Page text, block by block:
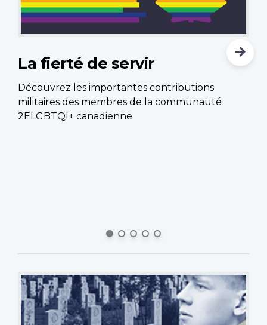
La fierté de servir
Découvrez les importantes contributions
militaires des membres de la communauté
2ELGBTQI+ canadienne.